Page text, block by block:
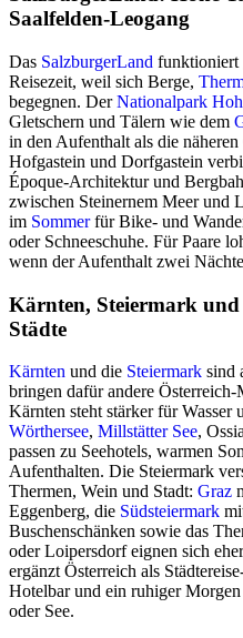
Saalfelden-Leogang
Das SalzburgerLand funktioniert
Reisezeit, weil sich Berge,
begegnen. DerNationalpark
Gletschern und Tälern wie dem
in den Aufenthalt als die
Hofgastein und Dorfgastein
Époque-Architektur und
zwischen Steinernem Meer und
im Sommerfür Bike- und
oder Schneeschuhe. Für Paare
wenn der Aufenthalt zwei
Kärnten, Steiermark
Städte
Kärnten und die Steiermark sind
bringen dafür andere
Kärnten steht stärker für Wasser
Wörthersee, Millstätter See,
passen zu Seehotels, warmen
Aufenthalten. Die Steiermark
Thermen, Wein und Stadt: Graz
Eggenberg, die Südsteiermark
Buschenschänken sowie das
oder Loipersdorf eignen sich
ergänzt Österreich als
Hotelbar und ein ruhiger
oder See.